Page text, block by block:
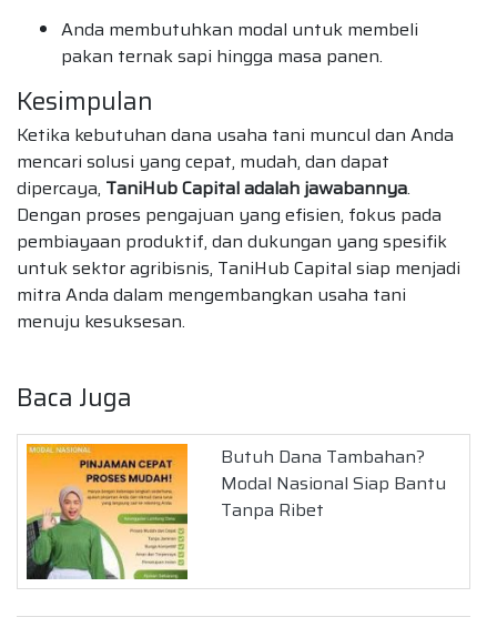
Anda membutuhkan modal untuk membeli
pakan ternak sapi hingga masa panen.
Kesimpulan
Ketika kebutuhan dana usaha tani muncul dan Anda
mencari solusi yang cepat, mudah, dan dapat
dipercaya, TaniHub Capital adalah jawabannya.
Dengan proses pengajuan yang efisien, fokus pada
pembiayaan produktif, dan dukungan yang spesifik
untuk sektor agribisnis, TaniHub Capital siap menjadi
mitra Anda dalam mengembangkan usaha tani
menuju kesuksesan.
Baca Juga
Butuh Dana Tambahan?
Modal Nasional Siap Bantu
Tanpa Ribet